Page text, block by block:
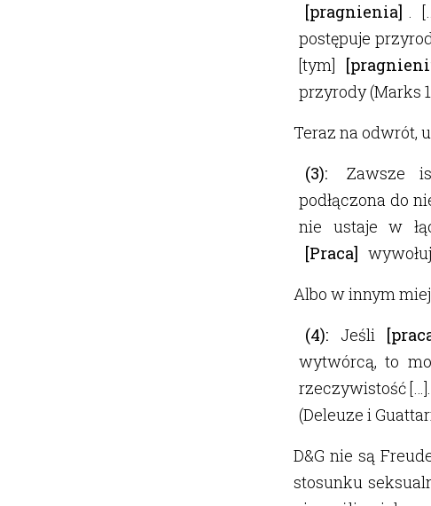
[pragnienia] .
postępuje
[tym]
przyrody (Marks
Teraz na odwrót, u
(3):
Zawsze
podłączona do
nie ustaje w
[Praca]
Albo w innym
(4):
Jeśli
wytwórcą, to
rzeczywistość […].
(Deleuze i
D&G nie są
stosunku